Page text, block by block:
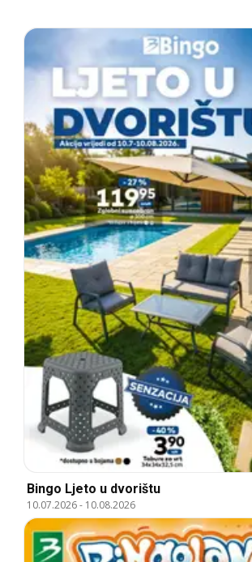
Bingo Ljeto u dvorištu
10.07.2026- 10.08.2026